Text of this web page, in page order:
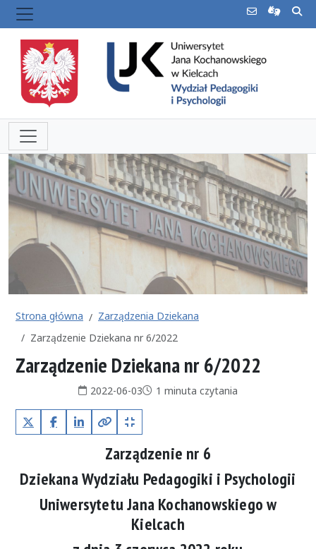
Strona główna
Zarządzenia Dziekana
Zarządzenie Dziekana nr 6/2022
Zarządzenie Dziekana nr 6/2022
Data publikacji:
2022-06-03Czas czytania:
1 minuta czytania
X (Twitter)FacebookLinkedInKopiuj pełny link
Kopiuj krótki link
Zarządzenie nr 6
Dziekana Wydziału Pedagogiki i Psychologii
Uniwersytetu Jana Kochanowskiego w
Kielcach